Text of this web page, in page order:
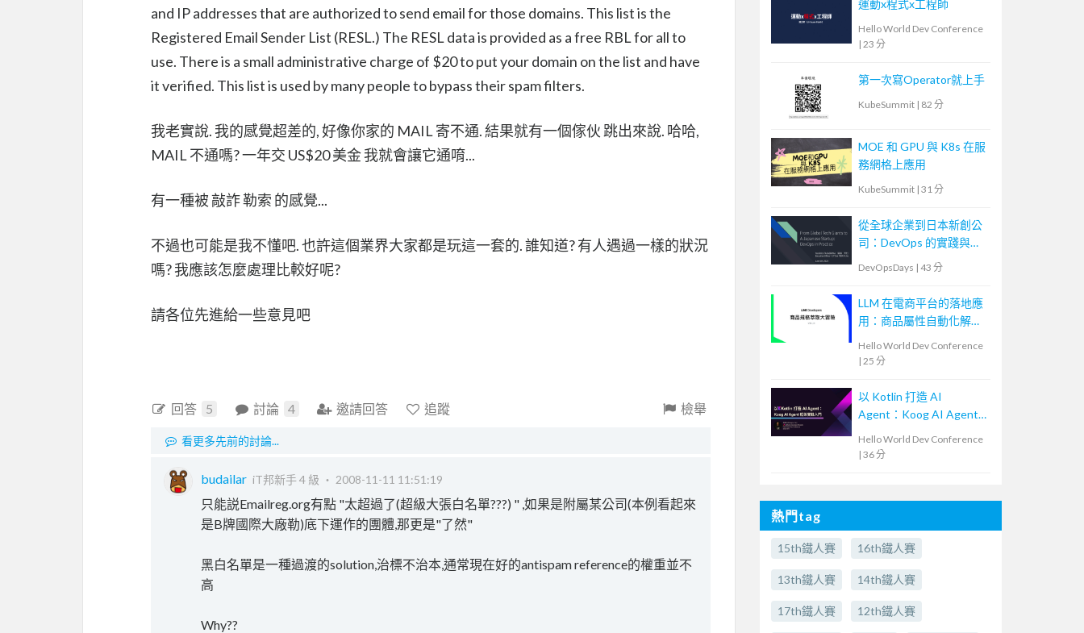
and IP addresses that are authorized to send email for those domains. This list is the
Registered Email Sender List (RESL.) The RESL data is provided as a free RBL for all to
use. There is a small administrative charge of $20 to put your domain on the list and have
it verified. This list is used by many people to bypass their spam filters.
我老實說. 我的感覺超差的, 好像你家的 MAIL 寄不通. 結果就有一個傢伙 跳出來說. 哈哈,
MAIL 不通嗎? 一年交 US$20 美金 我就會讓它通唷...
有一種被 敲詐 勒索 的感覺...
不過也可能是我不懂吧. 也許這個業界大家都是玩這一套的. 誰知道? 有人遇過一樣的狀況
嗎? 我應該怎麼處理比較好呢?
請各位先進給一些意見吧
回答 5 討論 4 邀請回答 追蹤 檢舉
看更多先前的討論...
budailar iT邦新手 4 級 ‧ 2008-11-11 11:51:19
只能説Emailreg.org有點 "太超過了(超級大張白名單???) " ,如果是附屬某公司(本例看起來
是B牌國際大廠勒)底下運作的團體,那更是"了然"
黑白名單是一種過渡的solution,治標不治本,通常現在好的antispam reference的權重並不
高
Why??
運動x程式x工程師
Hello World Dev Conference
| 23 分
第一次寫Operator就上手
KubeSummit | 82 分
MOE 和 GPU 與 K8s 在服
務網格上應用
KubeSummit | 31 分
從全球企業到日本新創公
司：DevOps 的實踐與調
DevOpsDays | 43 分
LLM 在電商平台的落地應
用：商品屬性自動化解決
Hello World Dev Conference
| 25 分
以 Kotlin 打造 AI
Agent：Koog AI Agent
Hello World Dev Conference
| 36 分
熱門tag
15th鐵人賽 16th鐵人賽
13th鐵人賽 14th鐵人賽
17th鐵人賽 12th鐵人賽